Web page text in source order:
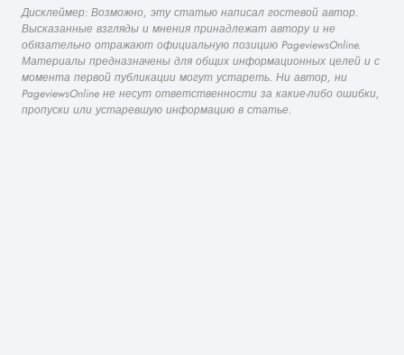
Дисклеймер: Возможно, эту статью написал гостевой автор.
Высказанные взгляды и мнения принадлежат автору и не
обязательно отражают официальную позицию PageviewsOnline.
Материалы предназначены для общих информационных целей и с
момента первой публикации могут устареть. Ни автор, ни
PageviewsOnline не несут ответственности за какие-либо ошибки,
пропуски или устаревшую информацию в статье.